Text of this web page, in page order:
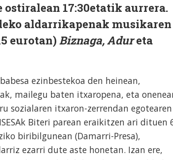
17:30etatik aurrera.
aldarrikapenak musikaren
eurotan)Biznaga, Adureta
ezinbestekoa den heinean,
mailegu baten itxaropena, eta
sozialaren itxaron-zerrendan egotearen
Biteri parean eraikitzen ari dituen
biribilgunean (Damarri-Presa),
ezarri dute aste honetan. Izan ere,